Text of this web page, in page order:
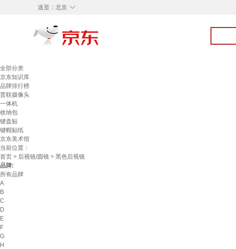
◇
送至： 北京
全部分类
京东知识库
品牌排行榜
普联摄像头
一体机
收纳包
键盘贴
键帽贴纸
京东美术馆
当前位置：
首页 > 后视镜/圆镜 > 黑色后视镜
品牌:
所有品牌
A
B
C
D
E
F
G
H